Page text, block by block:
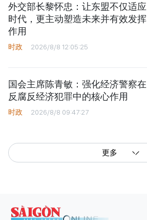
外交部长黎怀忠：让东盟不仅适应
时代，更主动塑造未来并有效发挥
作用
时政 2026/8/8 12:05:25
国会主席陈青敏：强化经济警察在
反腐反经济犯罪中的核心作用
时政 2026/8/8 09:47:27
更多